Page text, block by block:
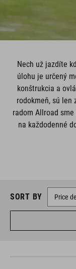
Nech už jazdíte
úlohu je určený
konštrukcia a
rodokmeň, sú len
radom Allroad
na každodenné
SORT BY